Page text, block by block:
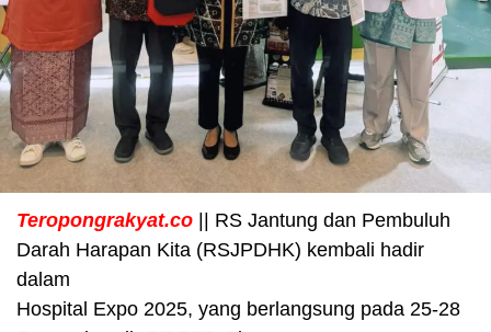
Teropongrakyat.co || RS Jantung dan Pembuluh
Darah Harapan Kita (RSJPDHK) kembali hadir
dalam
Hospital Expo 2025, yang berlangsung pada 25-28